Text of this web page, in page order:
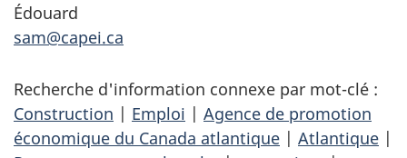
Édouard
sam@capei.ca
Recherche d'information connexe par mot-clé :
Construction | Emploi | Agence de promotion
économique du Canada atlantique | Atlantique |